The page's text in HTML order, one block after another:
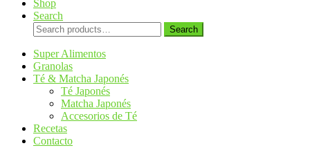
Shop
Search
Search
for:
Search
Super Alimentos
Granolas
Té & Matcha Japonés
Té Japonés
Matcha Japonés
Accesorios de Té
Recetas
Contacto